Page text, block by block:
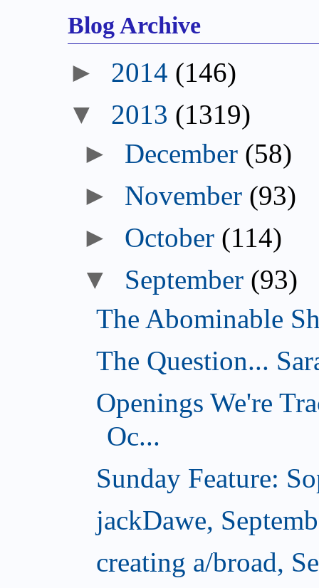
Blog Archive
► 2014 (146)
▼ 2013 (1319)
► December (58)
► November (93)
► October (114)
▼ September (93)
The Abominable
The Question...
Openings We're
Oc...
Sunday Feature:
jackDawe,
creating a/broad,